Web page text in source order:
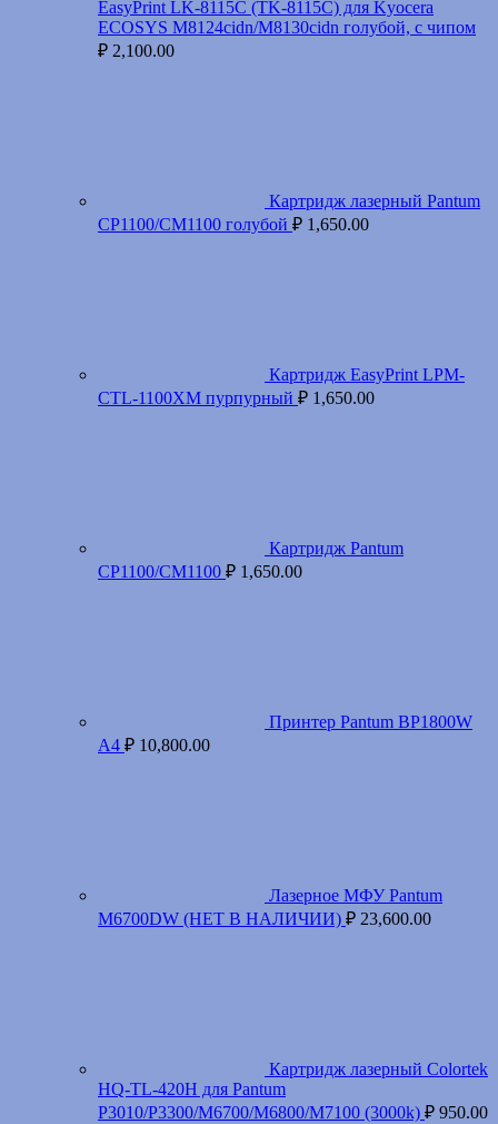
EasyPrint LK-8115C (TK-8115C) для Kyocera
ECOSYS M8124cidn/M8130cidn голубой, с чипом
₽ 2,100.00
Картридж лазерный Pantum
CP1100/CM1100 голубой ₽ 1,650.00
Картридж EasyPrint LPM-
CTL-1100XM пурпурный ₽ 1,650.00
Картридж Pantum
CP1100/CM1100 ₽ 1,650.00
Принтер Pantum BP1800W
A4 ₽ 10,800.00
Лазерное МФУ Pantum
M6700DW (НЕТ В НАЛИЧИИ) ₽ 23,600.00
Картридж лазерный Colortek
HQ-TL-420H для Pantum
P3010/P3300/M6700/M6800/M7100 (3000k) ₽ 950.00